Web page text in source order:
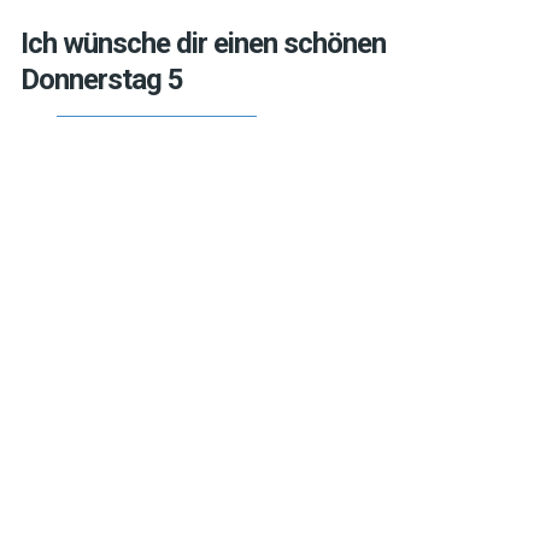
Ich wünsche dir einen schönen
Donnerstag 5